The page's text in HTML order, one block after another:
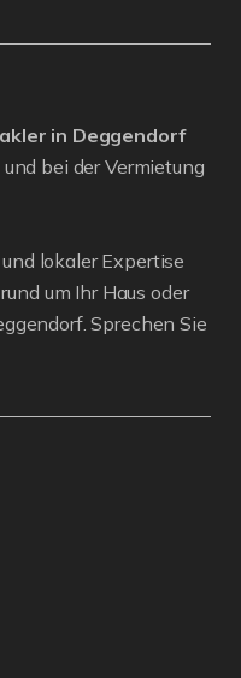
in Deggendorf
bei der Vermietung
lokaler Expertise
um Ihr Haus oder
Sprechen Sie